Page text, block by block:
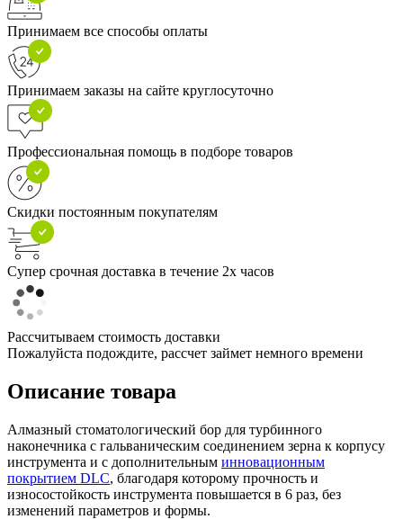
Принимаем все способы оплаты
Принимаем заказы на сайте круглосуточно
Профессиональная помощь в подборе товаров
Скидки постоянным покупателям
Супер срочная доставка в течение 2х часов
Рассчитываем стоимость доставки
Пожалуйста подождите, рассчет займет немного времени
Описание товара
Алмазный стоматологический бор для турбинного
наконечника с гальваническим соединением зерна к корпусу
инструмента и с дополнительным инновационным
покрытием DLC, благодаря которому прочность и
износостойкость инструмента повышается в 6 раз, без
изменений параметров и формы.